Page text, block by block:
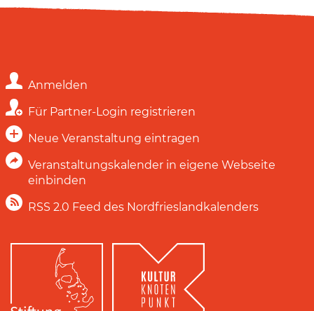
Anmelden
Für Partner-Login registrieren
Neue Veranstaltung eintragen
Veranstaltungskalender in eigene Webseite
einbinden
RSS 2.0 Feed des Nordfrieslandkalenders